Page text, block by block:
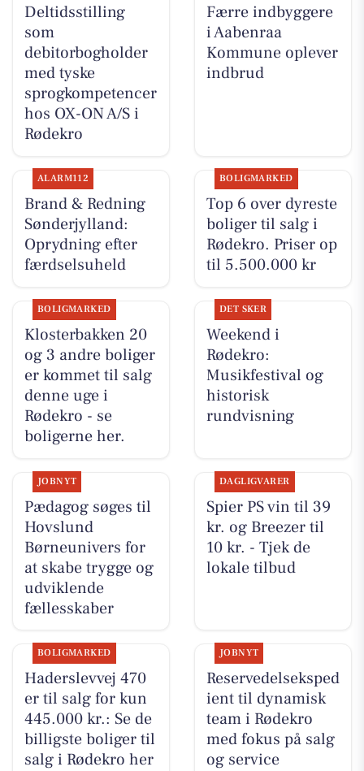
Deltidsstilling
som
debitorbogholder
med tyske
sprogkompetencer
hos OX-ON A/S i
Rødekro
Færre indbyggere
i Aabenraa
Kommune oplever
indbrud
ALARM112
Brand & Redning
Sønderjylland:
Oprydning efter
færdselsuheld
BOLIGMARKED
Top 6 over dyreste
boliger til salg i
Rødekro. Priser op
til 5.500.000 kr
BOLIGMARKED
Klosterbakken 20
og 3 andre boliger
er kommet til salg
denne uge i
Rødekro - se
boligerne her.
DET SKER
Weekend i
Rødekro:
Musikfestival og
historisk
rundvisning
JOBNYT
Pædagog søges til
Hovslund
Børneunivers for
at skabe trygge og
udviklende
fællesskaber
DAGLIGVARER
Spier PS vin til 39
kr. og Breezer til
10 kr. - Tjek de
lokale tilbud
BOLIGMARKED
Haderslevvej 470
er til salg for kun
445.000 kr.: Se de
billigste boliger til
salg i Rødekro her
JOBNYT
Reservedelseksped
ient til dynamisk
team i Rødekro
med fokus på salg
og service